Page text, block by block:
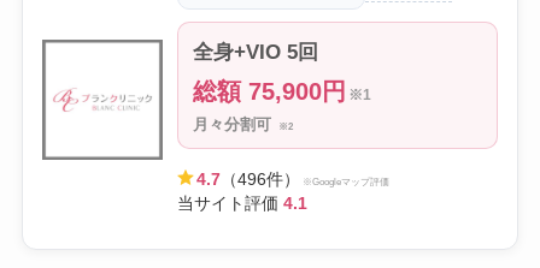
全身+VIO 5回
総額 75,900円 ※1
月々分割可 ※2
4.7（496件） ※Googleマップ評価
当サイト評価 4.1